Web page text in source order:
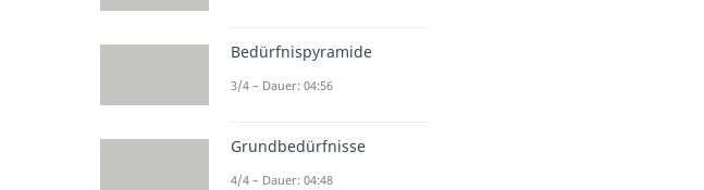
Bedürfnispyramide
3/4 – Dauer: 04:56
Grundbedürfnisse
4/4 – Dauer: 04:48